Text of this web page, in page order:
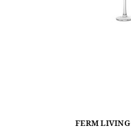
FERM LIVING